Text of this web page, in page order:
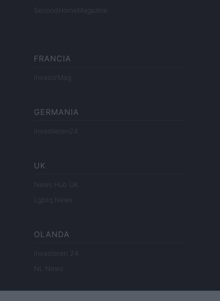
SecondHomeMagazine
FRANCIA
InvestirMag
GERMANIA
Investieren24
UK
News Hub UK
Lgbtq News
OLANDA
Investeren 24
NL Newz